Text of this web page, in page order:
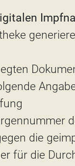
die
für die